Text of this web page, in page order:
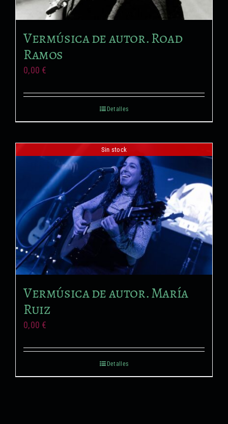
Vermúsica de autor. Road
Ramos
0,00 €
Detalles
Sin stock
Vermúsica de autor. María
Ruiz
0,00 €
Detalles